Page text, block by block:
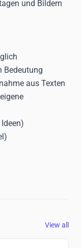
und Bildern
Bedeutung
aus Texten
View all